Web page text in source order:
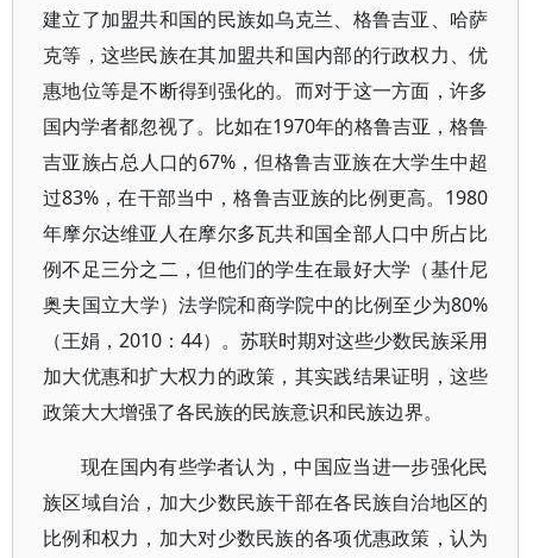
建立了加盟共和国的民族如乌克兰、格鲁吉亚、哈萨
克等，这些民族在其加盟共和国内部的行政权力、优
惠地位等是不断得到强化的。而对于这一方面，许多
国内学者都忽视了。比如在1970年的格鲁吉亚，格鲁
吉亚族占总人口的67%，但格鲁吉亚族在大学生中超
过83%，在干部当中，格鲁吉亚族的比例更高。1980
年摩尔达维亚人在摩尔多瓦共和国全部人口中所占比
例不足三分之二，但他们的学生在最好大学（基什尼
奥夫国立大学）法学院和商学院中的比例至少为80%
（王娟，2010：44）。苏联时期对这些少数民族采用
加大优惠和扩大权力的政策，其实践结果证明，这些
政策大大增强了各民族的民族意识和民族边界。
现在国内有些学者认为，中国应当进一步强化民
族区域自治，加大少数民族干部在各民族自治地区的
比例和权力，加大对少数民族的各项优惠政策，认为